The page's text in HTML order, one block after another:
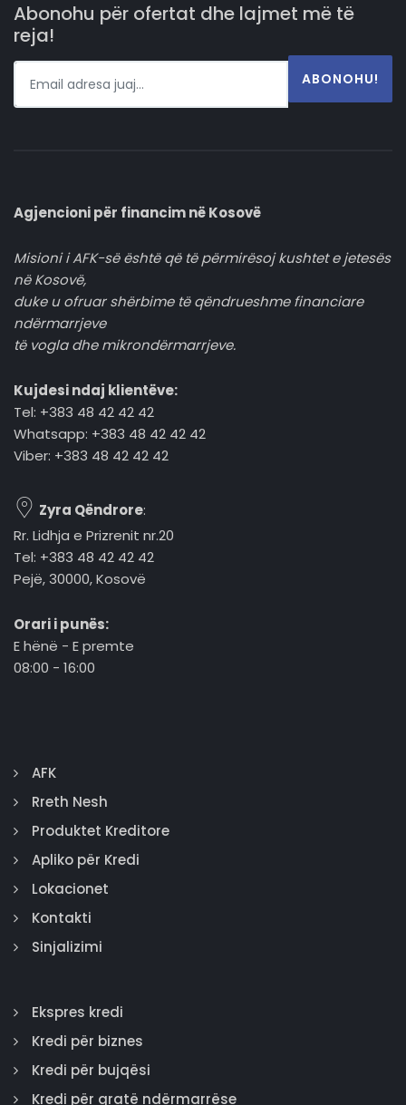
Abonohu për ofertat dhe lajmet më të
reja!
ABONOHU!
Agjencioni për financim në Kosovë
Misioni i AFK-së është që të përmirësoj kushtet e jetesës
në Kosovë,
duke u ofruar shërbime të qëndrueshme financiare
ndërmarrjeve
të vogla dhe mikrondërmarrjeve.
Kujdesi ndaj klientëve:
Tel: +383 48 42 42 42
Whatsapp: +383 48 42 42 42
Viber: +383 48 42 42 42
Zyra Qëndrore:
Rr. Lidhja e Prizrenit nr.20
Tel: +383 48 42 42 42
Pejë, 30000, Kosovë
Orari i punës:
E hënë - E premte
08:00 - 16:00
AFK
Rreth Nesh
Produktet Kreditore
Apliko për Kredi
Lokacionet
Kontakti
Sinjalizimi
Ekspres kredi
Kredi për biznes
Kredi për bujqësi
Kredi për gratë ndërmarrëse